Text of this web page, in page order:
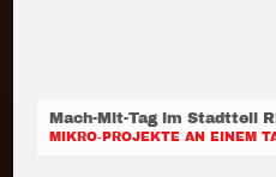
Mach-Mit-Tag im Stadtteil
MIKRO-PROJEKTE AN EINEM